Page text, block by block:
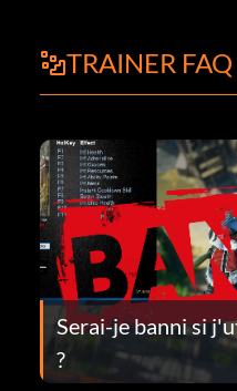
TRAINER FAQ
Serai-je banni si
?